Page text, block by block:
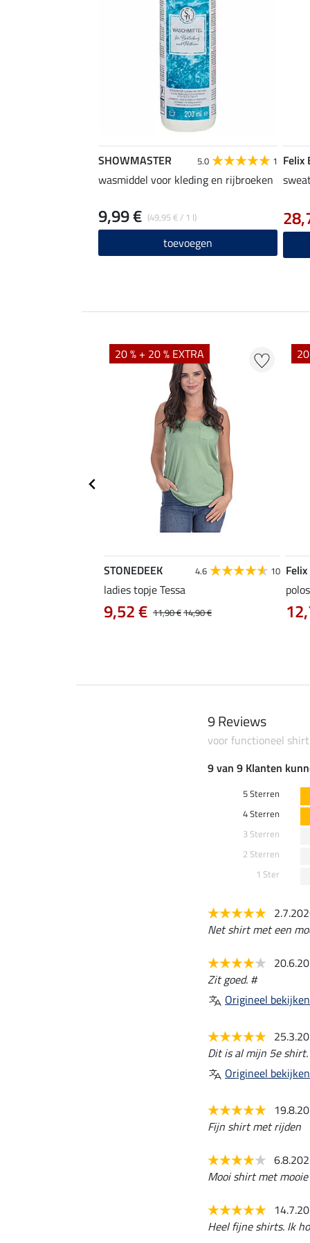
SHOWMASTER 5.0 1
wasmiddel voor kleding en rijbroeken
(49,95 € / 1 l)
9,99 €
toevoegen
Felix
20 % + 20 % EXTRA
STONEDEEK 4.6 10
ladies topje Tessa
11,90 €14,90 €
9,52 €
9 Reviews
voor functioneel
9 van 9 Klanten
5 Sterren
4 Sterren
3 Sterren
2 Sterren
1 Ster
Net shirt met een
Zit goed. #
Origineel bekijken
Dit is al mijn 5e
Origineel bekijken
Fijn shirt met rijden
Mooi shirt met
Heel fijne shirts. Ik